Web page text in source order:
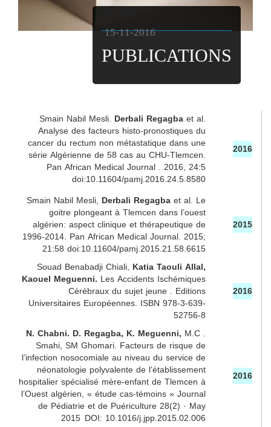
15-11-2016
PUBLICATIONS
2016
Smain Nabil Mesli. Derbali Regagbaet al.
Analyse des facteurs histo-pronostiques du
cancer du rectum non métastatique dans une
série Algérienne de 58 cas au CHU-Tlemcen.
Pan African Medical Journal . 2016, 24:5
doi:10.11604/pamj.2016.24.5.8580
2015
Smain Nabil Mesli, Derbali Regagbaet al. Le
goitre plongeant à Tlemcen dans l’ouest
algérien: aspect clinique et thérapeutique de
1996-2014. Pan African Medical Journal. 2015;
21:58 doi:10.11604/pamj.2015.21.58.6615
2016
Souad Benabadji Chiali, Katia Taouli Allal,
Kaouel Meguenni. Les Accidents Ischémiques
Cérébraux du sujet jeune . Editions
Universitaires Européennes. ISBN 978-3-639-
52756-8
2016
N. Chabni. D. Regagba, K. Meguenni, M.C .
Smahi, SM Ghomari. Facteurs de risque de
l’infection nosocomiale au niveau du service de
néonatologie polyvalente de l’établissement
hospitalier spécialisé mère-enfant de Tlemcen à
l’Ouest algérien, « étude cas-témoins »Journal
de Pédiatrie et de Puériculture28(2) · May
2015 DOI: 10.1016/j.jpp.2015.02.006